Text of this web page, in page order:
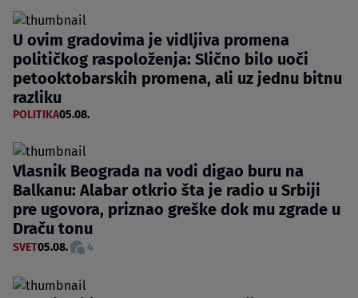
U ovim gradovima je vidljiva promena
političkog raspoloženja: Slično bilo uoči
petooktobarskih promena, ali uz jednu bitnu
razliku
POLITIKA05.08.
Vlasnik Beograda na vodi digao buru na
Balkanu: Alabar otkrio šta je radio u Srbiji
pre ugovora, priznao greške dok mu zgrade u
Draču tonu
SVET05.08. 4